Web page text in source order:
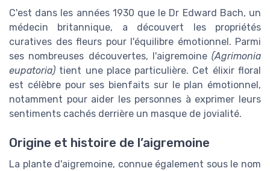
C'est dans les années 1930 que le Dr Edward Bach, un
médecin britannique, a découvert les propriétés
curatives des fleurs pour l'équilibre émotionnel. Parmi
ses nombreuses découvertes, l'aigremoine (Agrimonia
eupatoria) tient une place particulière. Cet élixir floral
est célèbre pour ses bienfaits sur le plan émotionnel,
notamment pour aider les personnes à exprimer leurs
sentiments cachés derrière un masque de jovialité.
Origine et histoire de l’aigremoine
La plante d'aigremoine, connue également sous le nom